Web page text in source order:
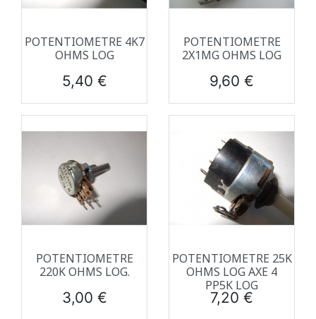
POTENTIOMETRE 4K7
OHMS LOG
Prix
5,40 €
POTENTIOMETRE
2X1MG OHMS LOG
Prix
9,60 €
POTENTIOMETRE
220K OHMS LOG.
Prix
3,00 €
POTENTIOMETRE 25K
OHMS LOG AXE 4
PP5K LOG
Prix
7,20 €